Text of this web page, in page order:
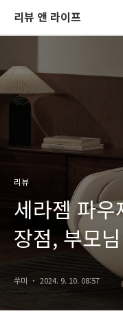
리뷰 앤 라이프
리뷰
세라젬 파
장점, 부모
쑤미 2024. 9. 10. 08:57